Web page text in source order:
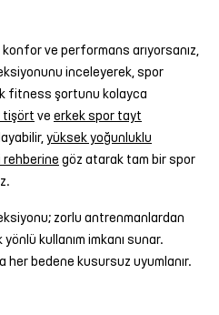
ve performans arıyorsanız,
inceleyerek, spor
fitness şortunu kolayca
tişört ve erkek spor tayt
yüksek yoğunluklu
göz atarak tam bir spor
zorlu antrenmanlardan
kullanım imkanı sunar.
her bedene kusursuz uyumlanır.